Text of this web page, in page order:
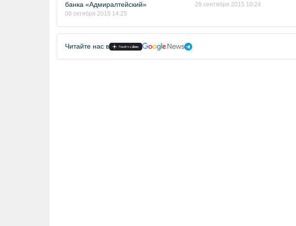
банка «Адмиралтейский»
06 октября 2015 14:25
29 сентября 2015 10:24
Читайте нас в